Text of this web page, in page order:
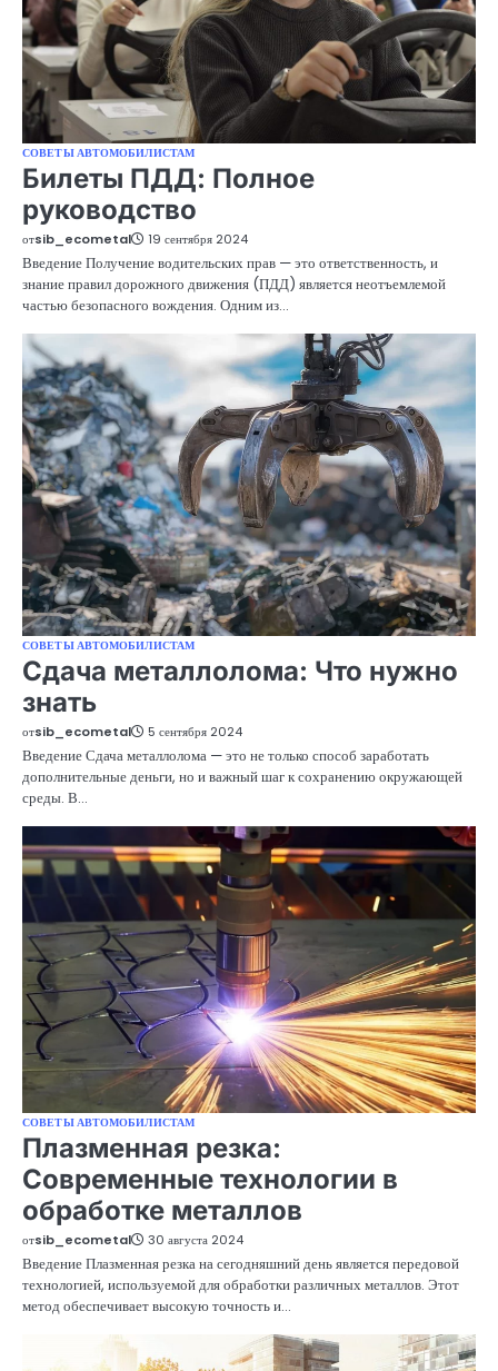
СОВЕТЫ АВТОМОБИЛИСТАМ
Билеты ПДД: Полное
руководство
отsib_ecometal 19 сентября 2024
Введение Получение водительских прав — это ответственность, и
знание правил дорожного движения (ПДД) является неотъемлемой
частью безопасного вождения. Одним из…
СОВЕТЫ АВТОМОБИЛИСТАМ
Сдача металлолома: Что нужно
знать
отsib_ecometal 5 сентября 2024
Введение Сдача металлолома — это не только способ заработать
дополнительные деньги, но и важный шаг к сохранению окружающей
среды. В…
СОВЕТЫ АВТОМОБИЛИСТАМ
Плазменная резка:
Современные технологии в
обработке металлов
отsib_ecometal 30 августа 2024
Введение Плазменная резка на сегодняшний день является передовой
технологией, используемой для обработки различных металлов. Этот
метод обеспечивает высокую точность и…